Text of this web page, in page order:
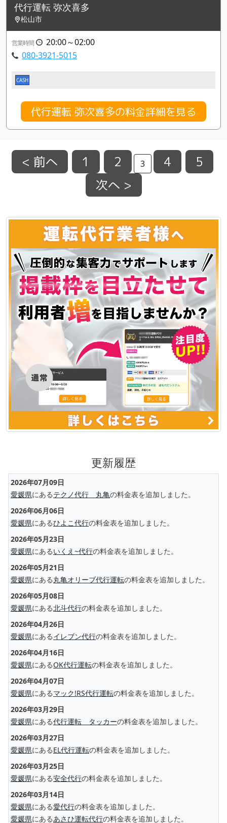
代行運転 弥次喜多
松山市
営業時間
20:00～02:00
080-3921-5015
CASH
代行運転 弥次喜多の料金詳細を見る
< 前へ 1 2 3 4
5
次へ >
更新履歴
2026年07月09日
愛媛県にあるテクノ代行 丸亀の料金表を追加しました。
2026年06月06日
愛媛県にあるひよこ代行の料金表を追加しました。
2026年05月23日
愛媛県にあるいくえ~代行の料金表を追加しました。
2026年05月21日
愛媛県にある丸亀オリーブ代行運転の料金表を追加しました。
2026年05月08日
愛媛県にある北斗代行の料金表を追加しました。
2026年04月26日
愛媛県にあるイレブン代行の料金表を追加しました。
2026年04月16日
愛媛県にあるOK代行運転の料金表を追加しました。
2026年04月07日
愛媛県にあるマック!RS代行運転の料金表を追加しました。
2026年03月29日
愛媛県にある代行運転 タッカーの料金表を追加しました。
2026年03月27日
愛媛県にあるEL代行運転の料金表を追加しました。
2026年03月25日
愛媛県にある安全代行の料金表を追加しました。
2026年03月14日
愛媛県にある愛代行の料金表を追加しました。
愛媛県にあるあさひ運転代行の料金表を追加しました。